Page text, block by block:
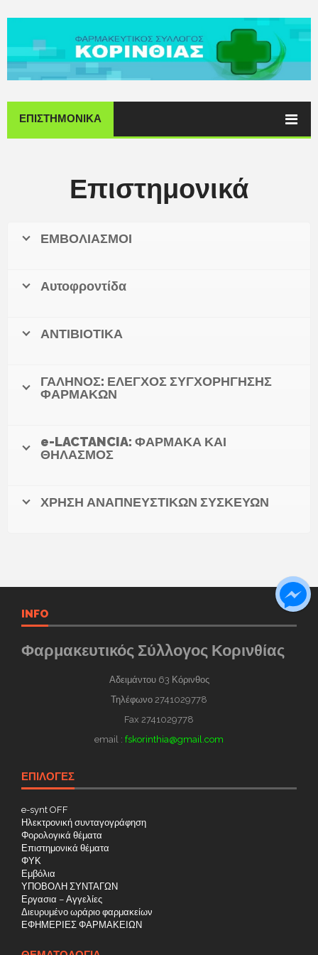
ΕΠΙΣΤΗΜΟΝΙΚΆ
Επιστημονικά
ΕΜΒΟΛΙΑΣΜΟΙ
Αυτοφροντίδα
ΑΝΤΙΒΙΟΤΙΚΑ
ΓΑΛΗΝΟΣ: ΕΛΕΓΧΟΣ ΣΥΓΧΟΡΗΓΗΣΗΣ
ΦΑΡΜΑΚΩΝ
e-LACTANCIA: ΦΑΡΜΑΚΑ ΚΑΙ
ΘΗΛΑΣΜΟΣ
ΧΡΗΣΗ ΑΝΑΠΝΕΥΣΤΙΚΩΝ ΣΥΣΚΕΥΩΝ
INFO
Φαρμακευτικός Σύλλογος Κορινθίας
Αδειμάντου 63 Κόρινθος
Τηλέφωνο 2741029778
Fax 2741029778
email : fskorinthia@gmail.com
ΕΠΙΛΟΓΕΣ
e-synt OFF
Ηλεκτρονική συνταγογράφηση
Φορολογικά θέματα
Επιστημονικά θέματα
ΦΥΚ
Εμβόλια
ΥΠΟΒΟΛΗ ΣΥΝΤΑΓΩΝ
Εργασια – Αγγελίες
Διευρυμένο ωράριο φαρμακείων
ΕΦΗΜΕΡΙΕΣ ΦΑΡΜΑΚΕΙΩΝ